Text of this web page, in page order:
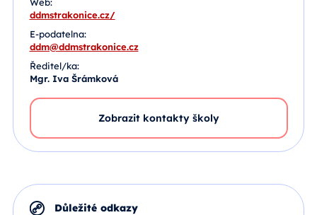
ddmstrakonice.cz/
E-podatelna:
ddm@ddmstrakonice.cz
Ředitel/ka:
Mgr. Iva Šrámková
Zobrazit kontakty školy
Důležité odkazy